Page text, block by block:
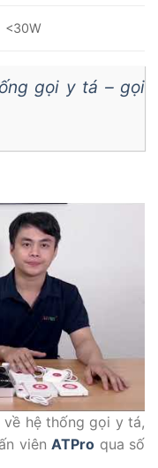
<30W
gọi y tá – gọi
hệ thống gọi y tá,
viên ATPro qua số